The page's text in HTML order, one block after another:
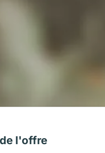
l'offre